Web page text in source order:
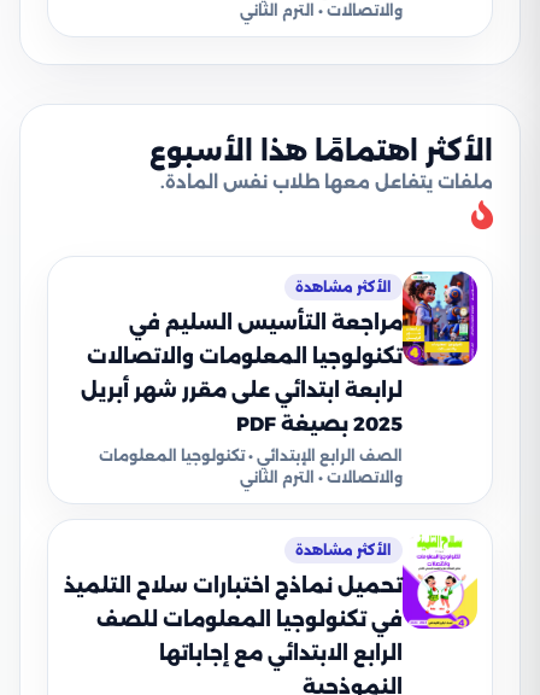
والاتصالات • الترم الثاني
الأكثر اهتمامًا هذا الأسبوع
ملفات يتفاعل معها طلاب نفس المادة.
الأكثر مشاهدة
مراجعة التأسيس السليم في
تكنولوجيا المعلومات والاتصالات
لرابعة ابتدائي على مقرر شهر أبريل
2025 بصيغة PDF
الصف الرابع الإبتدائي • تكنولوجيا المعلومات
والاتصالات • الترم الثاني
الأكثر مشاهدة
تحميل نماذج اختبارات سلاح التلميذ
في تكنولوجيا المعلومات للصف
الرابع الابتدائي مع إجاباتها
النموذجية